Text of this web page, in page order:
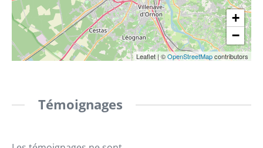
+
−
Leaflet | ©OpenStreetMapcontributors
Témoignages